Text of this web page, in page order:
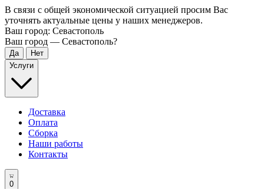
В связи с общей экономической ситуацией просим Вас
уточнять актуальные цены у наших менеджеров.
Ваш город: Севастополь
Ваш город — Севастополь?
Услуги
Доставка
Оплата
Сборка
Наши работы
Контакты
0